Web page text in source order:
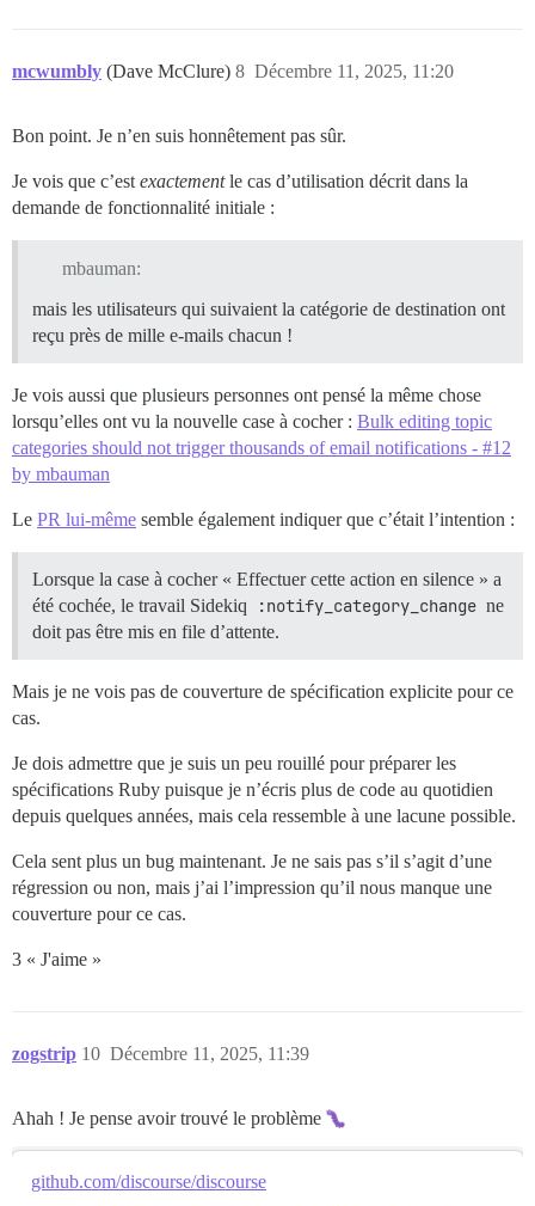
mcwumbly (Dave McClure) Décembre 11, 2025, 11:20
8
Bon point. Je n’en suis honnêtement pas sûr.
Je vois que c’est exactementle cas d’utilisation décrit dans la
demande de fonctionnalité initiale :
mbauman:
mais les utilisateurs qui suivaient la catégorie de destination ont
reçu près de mille e-mails chacun !
Je vois aussi que plusieurs personnes ont pensé la même chose
lorsqu’elles ont vu la nouvelle case à cocher : Bulk editing topic
categories should not trigger thousands of email notifications - #12
by mbauman
Le PR lui-même semble également indiquer que c’était l’intention :
Lorsque la case à cocher « Effectuer cette action en silence » a
été cochée, le travail Sidekiq
:notify_category_change ne
doit pas être mis en file d’attente.
Mais je ne vois pas de couverture de spécification explicite pour ce
cas.
Je dois admettre que je suis un peu rouillé pour préparer les
spécifications Ruby puisque je n’écris plus de code au quotidien
depuis quelques années, mais cela ressemble à une lacune possible.
Cela sent plus un bug maintenant. Je ne sais pas s’il s’agit d’une
régression ou non, mais j’ai l’impression qu’il nous manque une
couverture pour ce cas.
3 « J'aime »
zogstrip Décembre 11, 2025, 11:39
10
Ahah ! Je pense avoir trouvé le problème
github.com/discourse/discourse